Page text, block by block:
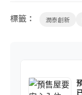
標籤： 潤泰創新